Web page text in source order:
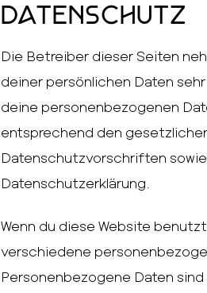
Datenschutz
Die Betreiber dieser Seiten
deiner persönlichen Daten
deine personenbezogenen
entsprechend den
Datenschutzvorschriften
Datenschutzerklärung.
Wenn du diese Website
verschiedene
Personenbezogene Daten